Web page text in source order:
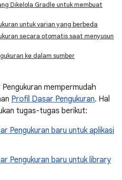
Dikelola Gradle untuk membuat
untuk varian yang berbeda
secara otomatis saat menyusun
ke dalam sumber
mempermudah
Profil Dasar Pengukuran. Hal
tugas-tugas berikut:
Pengukuran baru untuk aplikasi
Pengukuran baru untuk library